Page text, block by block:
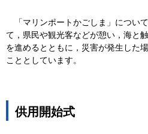
「マリンポートかごしま」につい
て，県民や観光客などが憩い，海と
を進めるとともに，災害が発生した
こととしています。
供用開始式